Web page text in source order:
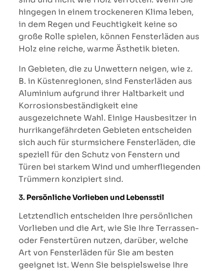
hingegen in einem trockeneren Klima leben,
in dem Regen und Feuchtigkeit keine so
große Rolle spielen, können Fensterläden aus
Holz eine reiche, warme Ästhetik bieten.
In Gebieten, die zu Unwettern neigen, wie z.
B. in Küstenregionen, sind Fensterläden aus
Aluminium aufgrund ihrer Haltbarkeit und
Korrosionsbeständigkeit eine
ausgezeichnete Wahl. Einige Hausbesitzer in
hurrikangefährdeten Gebieten entscheiden
sich auch für sturmsichere Fensterläden, die
speziell für den Schutz von Fenstern und
Türen bei starkem Wind und umherfliegenden
Trümmern konzipiert sind.
3. Persönliche Vorlieben und Lebensstil
Letztendlich entscheiden Ihre persönlichen
Vorlieben und die Art, wie Sie Ihre Terrassen-
oder Fenstertüren nutzen, darüber, welche
Art von Fensterläden für Sie am besten
geeignet ist. Wenn Sie beispielsweise Ihre